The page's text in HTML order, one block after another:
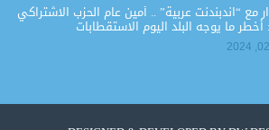
مع “اندبندنت عربية” .. أمين عام الحزب الاشتراكي
ما يوجه البلد اليوم الاستقطابات